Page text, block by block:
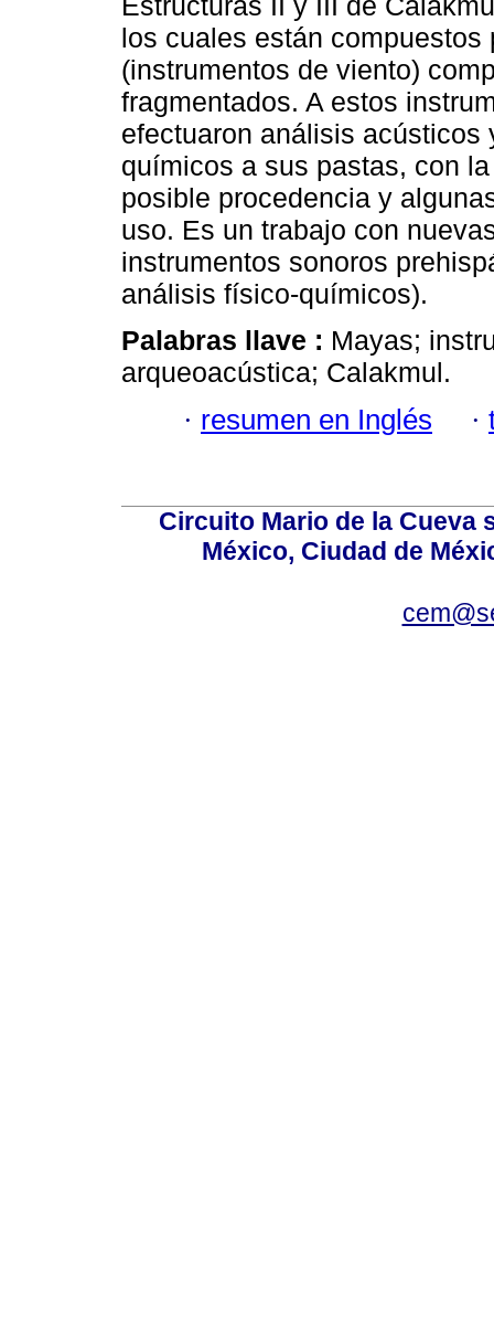
los cuales están compuestos
(instrumentos de viento)
fragmentados. A estos
efectuaron análisis
químicos a sus pastas, con
posible procedencia y
uso. Es un trabajo con
instrumentos sonoros
análisis físico-químicos).
Palabras llave : Mayas;
arqueoacústica; Calakmul.
· resumen en Inglés ·
Circuito Mario de la Cueva
México, Ciudad de